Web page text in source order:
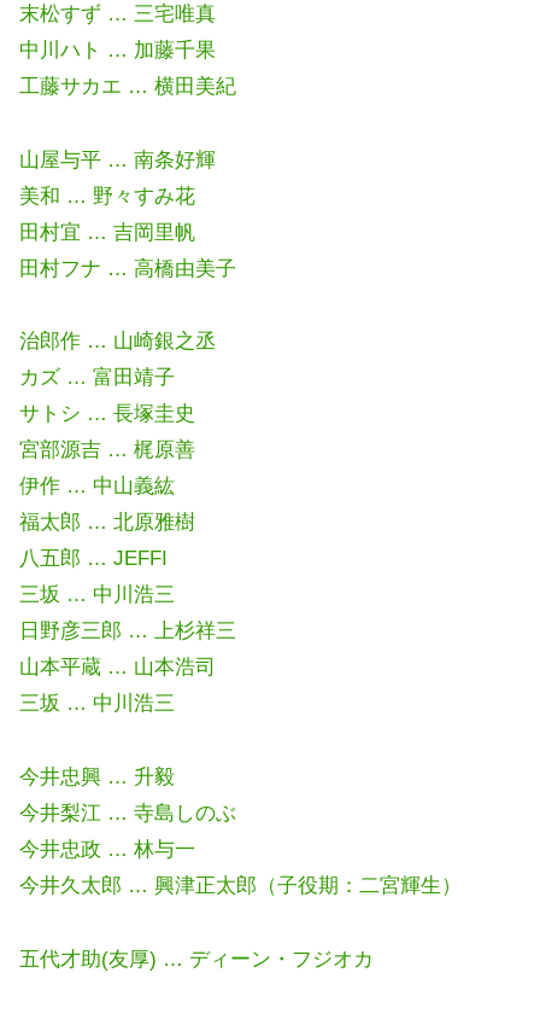
末松すず … 三宅唯真
中川ハト … 加藤千果
工藤サカエ … 横田美紀
山屋与平 … 南条好輝
美和 … 野々すみ花
田村宜 … 吉岡里帆
田村フナ … 高橋由美子
治郎作 … 山崎銀之丞
カズ … 富田靖子
サトシ … 長塚圭史
宮部源吉 … 梶原善
伊作 … 中山義紘
福太郎 … 北原雅樹
八五郎 … JEFFI
三坂 … 中川浩三
日野彦三郎 … 上杉祥三
山本平蔵 … 山本浩司
三坂 … 中川浩三
今井忠興 … 升毅
今井梨江 … 寺島しのぶ
今井忠政 … 林与一
今井久太郎 … 興津正太郎（子役期：二宮輝生）
五代才助(友厚) … ディーン・フジオカ